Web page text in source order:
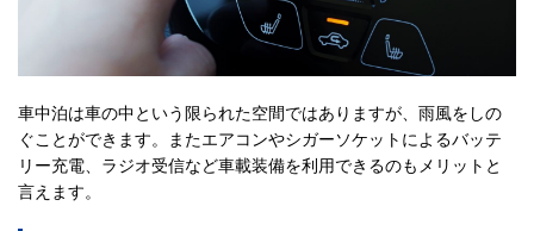
車中泊は車の中という限られた空間ではありますが、雨風をしの
ぐことができます。またエアコンやシガーソケットによるバッテ
リー充電、ラジオ受信など車載装備を利用できるのもメリットと
言えます。